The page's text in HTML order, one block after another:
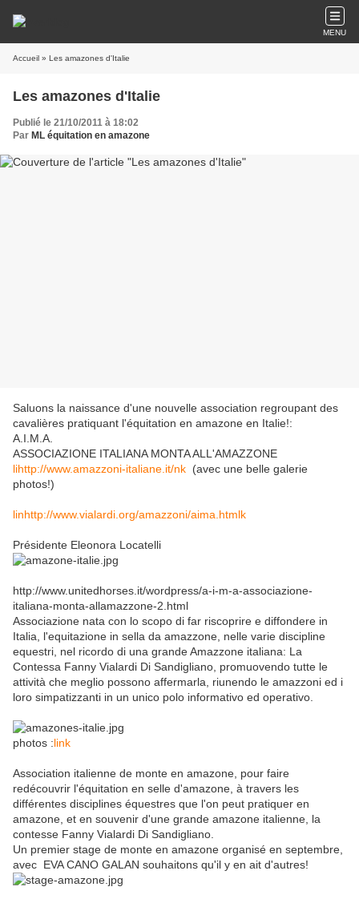
MENU
Accueil » Les amazones d'Italie
Les amazones d'Italie
Publié le 21/10/2011 à 18:02
Par ML équitation en amazone
Saluons la naissance d'une nouvelle association regroupant des
cavalières pratiquant l'équitation en amazone en Italie!:
A.I.M.A.
ASSOCIAZIONE ITALIANA MONTA ALL'AMAZZONE
lihttp://www.amazzoni-italiane.it/nk (avec une belle galerie
photos!)
linhttp://www.vialardi.org/amazzoni/aima.htmlk
Présidente Eleonora Locatelli
http://www.unitedhorses.it/wordpress/a-i-m-a-associazione-
italiana-monta-allamazzone-2.html
Associazione nata con lo scopo di far riscoprire e diffondere in
Italia, l'equitazione in sella da amazzone, nelle varie discipline
equestri, nel ricordo di una grande Amazzone italiana: La
Contessa Fanny Vialardi Di Sandigliano, promuovendo tutte le
attività che meglio possono affermarla, riunendo le amazzoni ed i
loro simpatizzanti in un unico polo informativo ed operativo.
photos :link
Association italienne de monte en amazone, pour faire
redécouvrir l'équitation en selle d'amazone, à travers les
différentes disciplines équestres que l'on peut pratiquer en
amazone, et en souvenir d'une grande amazone italienne, la
contesse Fanny Vialardi Di Sandigliano.
Un premier stage de monte en amazone organisé en septembre,
avec EVA CANO GALAN souhaitons qu'il y en ait d'autres!